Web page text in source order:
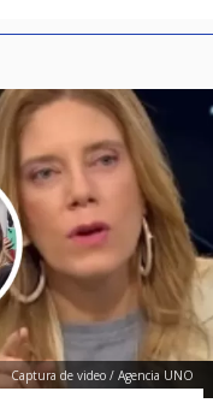
Captura de video / Agencia UNO